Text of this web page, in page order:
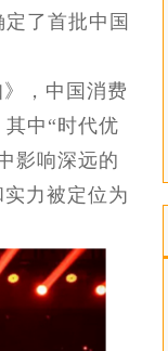
了首批中国
，中国消费
中“时代优
影响深远的
力被定位为